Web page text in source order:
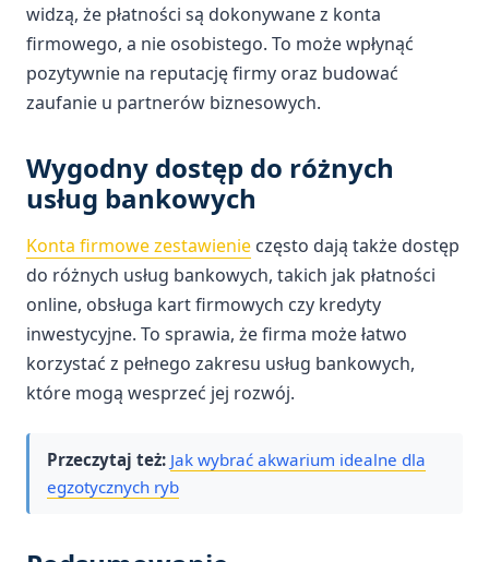
widzą, że płatności są dokonywane z konta
firmowego, a nie osobistego. To może wpłynąć
pozytywnie na reputację firmy oraz budować
zaufanie u partnerów biznesowych.
Wygodny dostęp do różnych
usług bankowych
Konta firmowe zestawienie często dają także dostęp
do różnych usług bankowych, takich jak płatności
online, obsługa kart firmowych czy kredyty
inwestycyjne. To sprawia, że firma może łatwo
korzystać z pełnego zakresu usług bankowych,
które mogą wesprzeć jej rozwój.
Przeczytaj też: Jak wybrać akwarium idealne dla
egzotycznych ryb